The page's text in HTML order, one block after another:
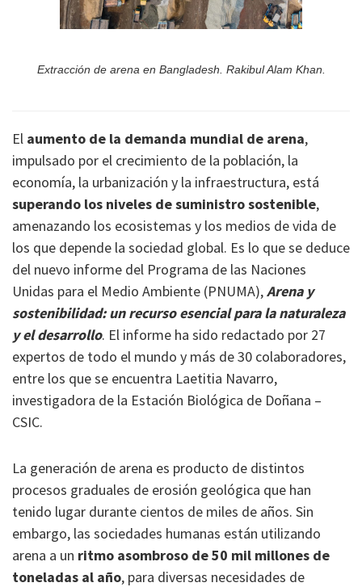
Extracción de arena en Bangladesh. Rakibul Alam Khan.
El aumento de la demanda mundial de arena,
impulsado por el crecimiento de la población, la
economía, la urbanización y la infraestructura, está
superando los niveles de suministro sostenible,
amenazando los ecosistemas y los medios de vida de
los que depende la sociedad global. Es lo que se deduce
del nuevo informe del Programa de las Naciones
Unidas para el Medio Ambiente (PNUMA),Arena y
sostenibilidad: un recurso esencial para la naturaleza
y el desarrollo. El informe ha sido redactado por 27
expertos de todo el mundo y más de 30 colaboradores,
entre los que se encuentra Laetitia Navarro,
investigadora de la Estación Biológica de Doñana –
CSIC.
La generación de arena es producto de distintos
procesos graduales de erosión geológica que han
tenido lugar durante cientos de miles de años. Sin
embargo, las sociedades humanas están utilizando
arena a un ritmo asombroso de 50 mil millones de
toneladas al año, para diversas necesidades de